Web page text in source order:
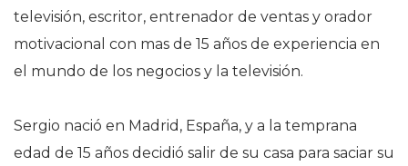
televisión, escritor, entrenador de ventas y orador
motivacional con mas de 15 años de experiencia en
el mundo de los negocios y la televisión.
Sergio nació en Madrid, España, y a la temprana
edad de 15 años decidió salir de su casa para saciar su